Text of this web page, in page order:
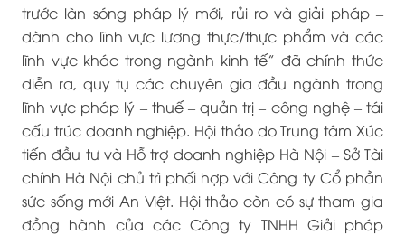
trước làn sóng pháp lý mới, rủi ro và giải pháp –
dành cho lĩnh vực lương thực/thực phẩm và các
lĩnh vực khác trong ngành kinh tế” đã chính thức
diễn ra, quy tụ các chuyên gia đầu ngành trong
lĩnh vực pháp lý – thuế – quản trị – công nghệ – tái
cấu trúc doanh nghiệp. Hội thảo do Trung tâm Xúc
tiến đầu tư và Hỗ trợ doanh nghiệp Hà Nội – Sở Tài
chính Hà Nội chủ trì phối hợp với Công ty Cổ phần
sức sống mới An Việt. Hội thảo còn có sự tham gia
đồng hành của các Công ty TNHH Giải pháp